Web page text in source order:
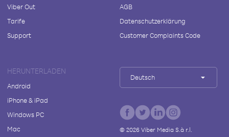
Viber Out
Tarife
Support
AGB
Datenschutzerklärung
Customer Complaints Code
HERUNTERLADEN
Android
iPhone & iPad
Windows PC
Mac
Deutsch
© 2026Viber Media S.à r.l.